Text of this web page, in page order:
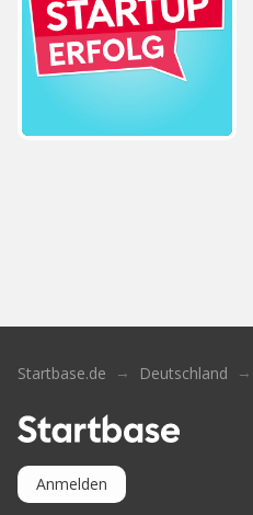
Startbase.de Deutschland
Anmelden